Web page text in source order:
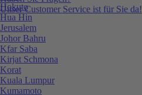
Unser Customer Service ist für Sie da!
Hokuto
Hua Hin
Jerusalem
Johor Bahru
Kfar Saba
Kirjat Schmona
Korat
Kuala Lumpur
Kumamoto